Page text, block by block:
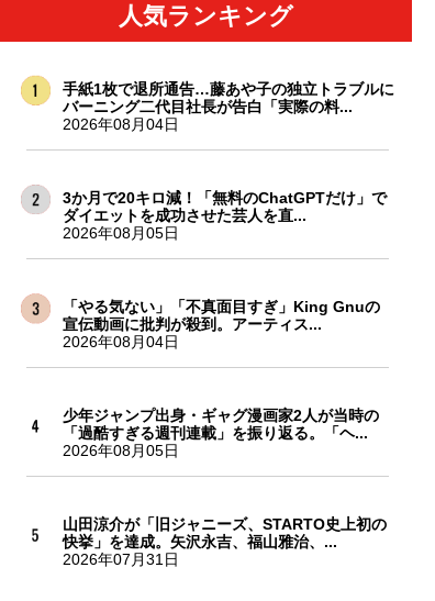
人気ランキング
手紙1枚で退所通告…藤あや子の独立トラブルに
バーニング二代目社長が告白「実際の料...
2026年08月04日
3か月で20キロ減！「無料のChatGPTだけ」で
ダイエットを成功させた芸人を直...
2026年08月05日
「やる気ない」「不真面目すぎ」King Gnuの
宣伝動画に批判が殺到。アーティス...
2026年08月04日
少年ジャンプ出身・ギャグ漫画家2人が当時の
「過酷すぎる週刊連載」を振り返る。「ヘ...
2026年08月05日
山田涼介が「旧ジャニーズ、STARTO史上初の
快挙」を達成。矢沢永吉、福山雅治、...
2026年07月31日